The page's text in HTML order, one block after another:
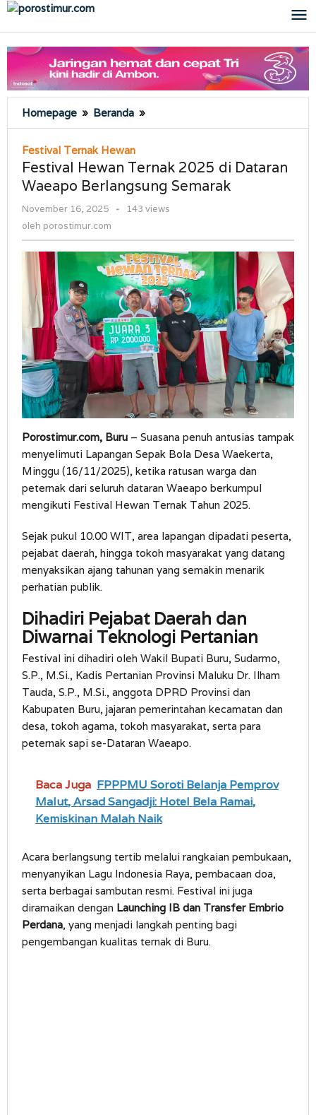
Lewati
Homepage » Beranda »
Hewan
2025
di
Dataran
Waeapo
Semarak
Festival Ternak Hewan
Festival Hewan Ternak 2025 di Dataran
Waeapo Berlangsung Semarak
November 16, 2025
oleh
-
143 views
oleh porostimur.com
Porostimur.com, Buru – Suasana penuh antusias tampak
menyelimuti Lapangan Sepak Bola Desa Waekerta,
Minggu (16/11/2025), ketika ratusan warga dan
peternak dari seluruh dataran Waeapo berkumpul
mengikuti Festival Hewan Ternak Tahun 2025.
Sejak pukul 10.00 WIT, area lapangan dipadati peserta,
pejabat daerah, hingga tokoh masyarakat yang datang
menyaksikan ajang tahunan yang semakin menarik
perhatian publik.
Dihadiri Pejabat Daerah dan
Diwarnai Teknologi Pertanian
Festival ini dihadiri oleh Wakil Bupati Buru, Sudarmo,
S.P., M.Si., Kadis Pertanian Provinsi Maluku Dr. Ilham
Tauda, S.P., M.Si., anggota DPRD Provinsi dan
Kabupaten Buru, jajaran pemerintahan kecamatan dan
desa, tokoh agama, tokoh masyarakat, serta para
peternak sapi se-Dataran Waeapo.
Baca Juga FPPPMU Soroti Belanja Pemprov
Malut, Arsad Sangadji: Hotel Bela Ramai,
Kemiskinan Malah Naik
Acara berlangsung tertib melalui rangkaian pembukaan,
menyanyikan Lagu Indonesia Raya, pembacaan doa,
serta berbagai sambutan resmi. Festival ini juga
diramaikan dengan Launching IB dan Transfer Embrio
Perdana, yang menjadi langkah penting bagi
pengembangan kualitas ternak di Buru.